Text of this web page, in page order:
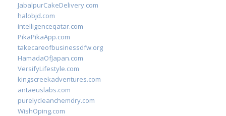
JabalpurCakeDelivery.com
halobjd.com
intelligenceqatar.com
PikaPikaApp.com
takecareofbusinessdfw.org
HamadaOfJapan.com
VersifyLifestyle.com
kingscreekadventures.com
antaeuslabs.com
purelycleanchemdry.com
WishOping.com